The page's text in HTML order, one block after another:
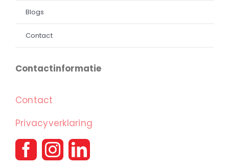
Blogs
Contact
Contactinformatie
Contact
Privacyverklaring